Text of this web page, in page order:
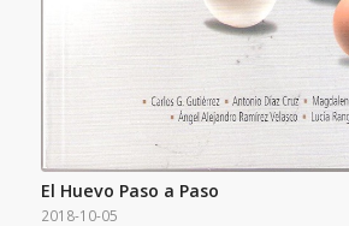
El Huevo Paso a Paso
2018-10-05